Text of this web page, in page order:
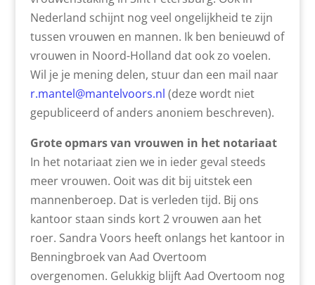
Nederland schijnt nog veel ongelijkheid te zijn
tussen vrouwen en mannen. Ik ben benieuwd of
vrouwen in Noord-Holland dat ook zo voelen.
Wil je je mening delen, stuur dan een mail naar
r.mantel@mantelvoors.nl (deze wordt niet
gepubliceerd of anders anoniem beschreven).
Grote opmars van vrouwen in het notariaat
In het notariaat zien we in ieder geval steeds
meer vrouwen. Ooit was dit bij uitstek een
mannenberoep. Dat is verleden tijd. Bij ons
kantoor staan sinds kort 2 vrouwen aan het
roer. Sandra Voors heeft onlangs het kantoor in
Benningbroek van Aad Overtoom
overgenomen. Gelukkig blijft Aad Overtoom nog